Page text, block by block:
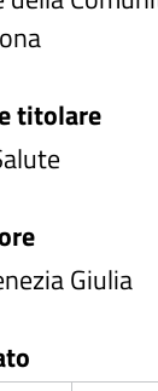
titolare
Giulia